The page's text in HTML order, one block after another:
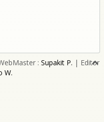
: Supakit P. | Editor
W.